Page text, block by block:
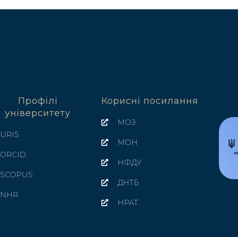
Профілі
університету
URIS
ORCID
SCOPUS
NHR
Корисні посилання
МОЗ
МОН
НФДУ
ДНТБ
НРАТ